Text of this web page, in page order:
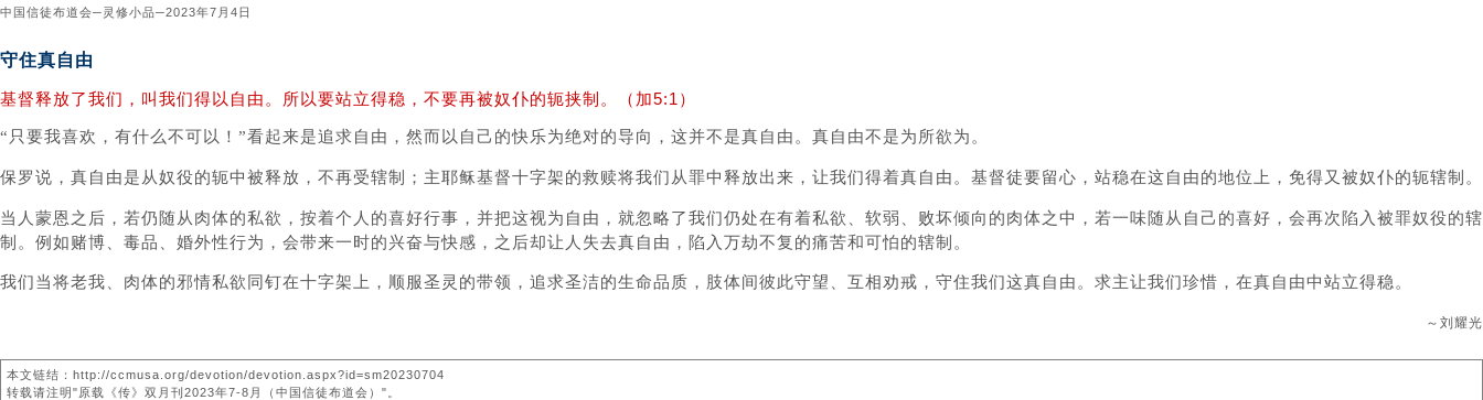
中国信徒布道会─灵修小品─2023年7月4日
守住真自由
基督释放了我们，叫我们得以自由。所以要站立得稳，不要再被奴仆的轭挟制。（加5:1）
“只要我喜欢，有什么不可以！”看起来是追求自由，然而以自己的快乐为绝对的导向，这并不是真自由。真自由不是为所欲为。
保罗说，真自由是从奴役的轭中被释放，不再受辖制；主耶稣基督十字架的救赎将我们从罪中释放出来，让我们得着真自由。基督徒要留心，站稳在这自由的地位上，免得又被奴仆的轭辖制。
当人蒙恩之后，若仍随从肉体的私欲，按着个人的喜好行事，并把这视为自由，就忽略了我们仍处在有着私欲、软弱、败坏倾向的肉体之中，若一味随从自己的喜好，会再次陷入被罪奴役的辖
制。例如赌博、毒品、婚外性行为，会带来一时的兴奋与快感，之后却让人失去真自由，陷入万劫不复的痛苦和可怕的辖制。
我们当将老我、肉体的邪情私欲同钉在十字架上，顺服圣灵的带领，追求圣洁的生命品质，肢体间彼此守望、互相劝戒，守住我们这真自由。求主让我们珍惜，在真自由中站立得稳。
～刘耀光
本文链结：http://ccmusa.org/devotion/devotion.aspx?id=sm20230704
转载请注明"原载《传》双月刊2023年7-8月（中国信徒布道会）"。